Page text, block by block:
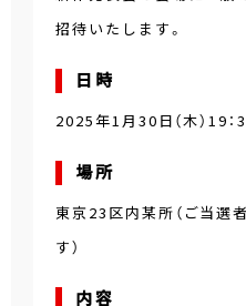
招待いたします。
日時
2025年1月30日（木）19：
場所
東京23区内某所（ご当選
す）
内容